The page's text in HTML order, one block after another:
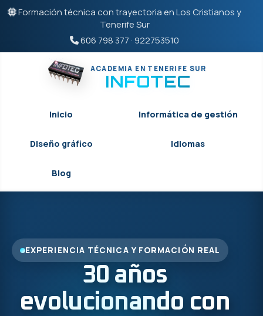
Formación técnica con trayectoria en Los Cristianos y
Tenerife Sur
606 798 377 · 922753510
ACADEMIA EN TENERIFE SUR
INFOTEC
Inicio Informática de gestión
Diseño gráfico Idiomas
Blog
EXPERIENCIA TÉCNICA Y FORMACIÓN REAL
30 años
evolucionando con